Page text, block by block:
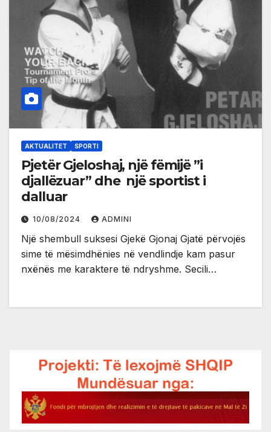
AKTUALITET SPORTI
Pjetër Gjeloshaj, një fëmijë ”i
djallëzuar” dhe një sportist i
dalluar
10/08/2024 ADMINI
Një shembull suksesi Gjekë Gjonaj Gjatë përvojës
sime të mësimdhënies në vendlindje kam pasur
nxënës me karaktere të ndryshme. Secili…